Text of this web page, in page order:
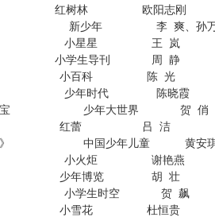
红树林 欧阳志刚
事 新少年 李 爽、孙万
作文 小星星 王 岚
学生导刊 周 静
小百科 陈 光
档 少年时代 陈晓霞
鹭宝宝 少年大世界 贺 俏
红蕾 吕 洁
世界》 中国少年儿童 黄安
子 小火炬 谢艳燕
少年博览 胡 壮
小学生时空 贺 飙
计” 小雪花 杜恒贵